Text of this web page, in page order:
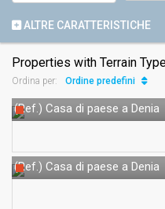
ALTRE CARATTERISTICHE
Properties with Terrain
Ordina per: Ordine predefinito
(Ref.) Casa di paese a Denia
(Ref.) Casa di paese a Denia